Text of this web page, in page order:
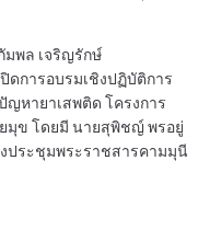
มพล เจริญรักษ์
ดการอบรมเชิงปฏิบัติการ
ญหายาเสพติด โครงการ
มุข โดยมี นายสุพิชญ์ พรอยู่
ประชุมพระราชสารคามมุนี